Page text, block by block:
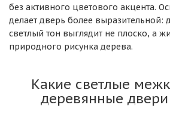
без активного цветового акцента.
делает дверь более выразительной:
светлый тон выглядит не плоско, а
природного рисунка дерева.
Какие светлые
деревянные